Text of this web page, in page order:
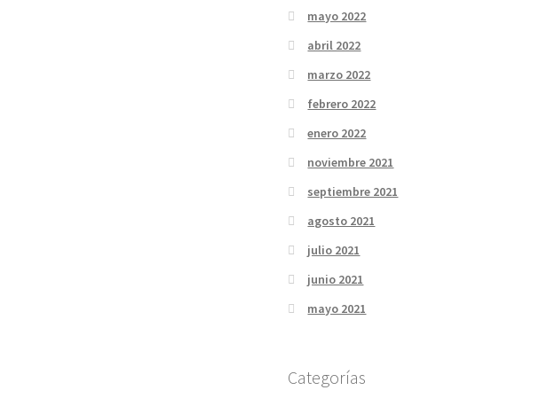
mayo 2022
abril 2022
marzo 2022
febrero 2022
enero 2022
noviembre 2021
septiembre 2021
agosto 2021
julio 2021
junio 2021
mayo 2021
Categorías